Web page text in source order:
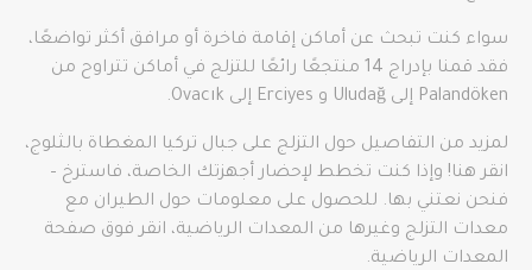
سواء كنت تبحث عن أماكن إقامة فاخرة أو مرافق أكثر تواضعًا،
فقد قمنا بإدراج 14 منتجعًا رائعًا للتزلج في أماكن تتراوح من
Palandöken إلى Uludağ و Erciyes إلى Ovacık.
لمزيد من التفاصيل حول التزلج على جبال تركيا المغطاة بالثلوج،
انقر هنا! وإذا كنت تخطط لإحضار أجهزتك الخاصة، فاسترخ –
فنحن نعتني بها. للحصول على معلومات حول الطيران مع
معدات التزلج وغيرها من المعدات الرياضية، انقر فوق صفحة
المعدات الرياضية.